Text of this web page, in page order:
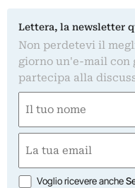
Lettera, la newsletter
Non perdetevi il
giorno un'e-mail con
partecipa alla
(Required)
First
(Required)
Opzioni
Voglio ricevere anche